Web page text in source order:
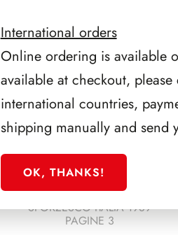
SFORZESCO ITALIA 1989
PAGINE 3
International orders
Online ordering is available
available at checkout, please
international countries,
shipping manually and send
OK, THANKS!